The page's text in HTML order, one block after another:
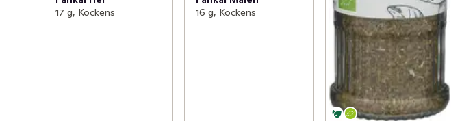
17 g, Kockens
16 g, Kockens